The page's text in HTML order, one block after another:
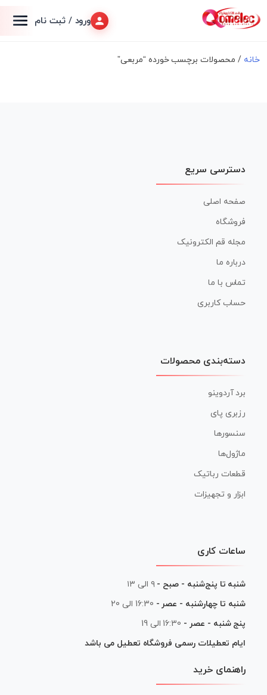
ورود / ثبت نام
خانه / محصولات برچسب خورده “مربعی”
دسترسی سریع
صفحه اصلی
فروشگاه
مجله قم الکترونیک
درباره ما
تماس با ما
حساب کاربری
دسته‌بندی محصولات
برد آردوینو
رزبری پای
سنسورها
ماژول‌ها
قطعات رباتیک
ابزار و تجهیزات
ساعات کاری
شنبه تا پنج‌شنبه - صبح - ۹ الی ۱۳
شنبه تا چهارشنبه - عصر - 16:30 الی 20
پنج شنبه - عصر - 16:30 الی 19
ایام تعطیلات رسمی فروشگاه تعطیل می باشد
راهنمای خرید